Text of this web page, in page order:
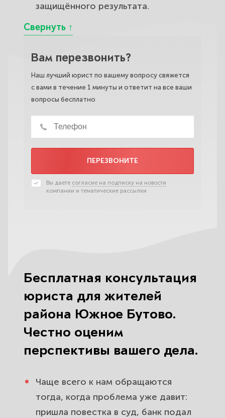
защищённого результата.
Вам перезвонить?
Наш лучший юрист по вашему вопросу свяжется
с вами в течение 1 минуты и ответит на все ваши
вопросы бесплатно
ПЕРЕЗВОНИТЕ
Вы даете согласие на подписку на новости
компании и тематические рассылки
Бесплатная консультация
юриста для жителей
района Южное Бутово.
Честно оценим
перспективы вашего дела.
Чаще всего к нам обращаются
тогда, когда проблема уже давит:
пришла повестка в суд, банк подал